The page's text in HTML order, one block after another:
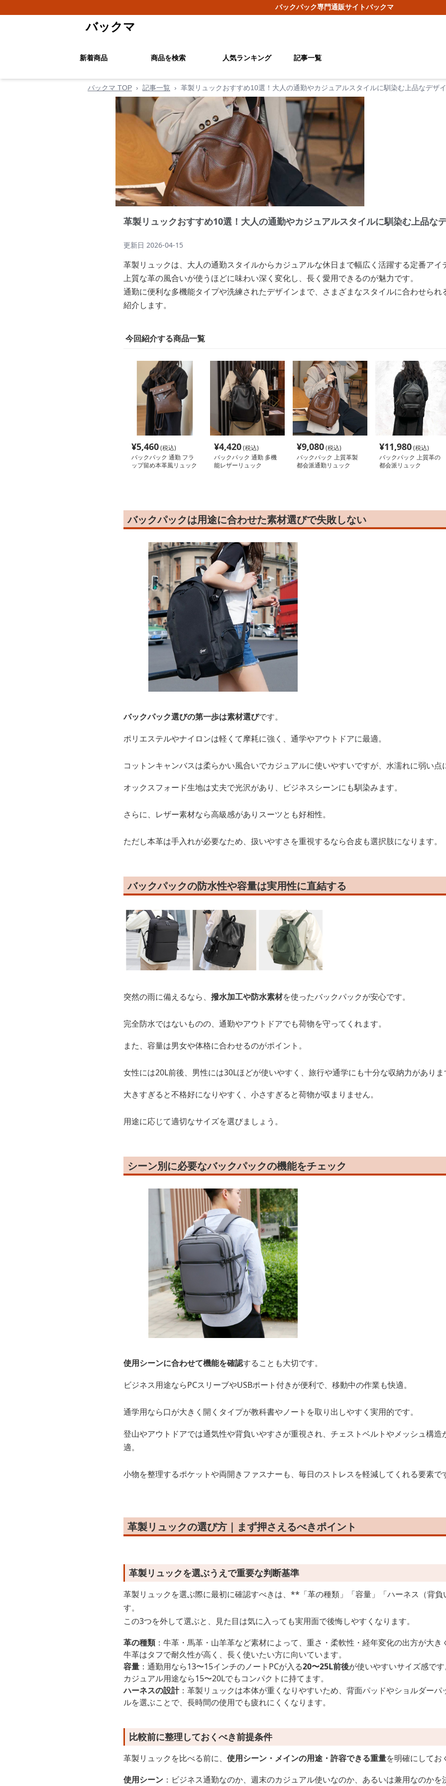
バックパック専門通販サイトバックマ
バックマ
新着商品 商品を検索 人気ランキング 記事一覧
バックマ TOP › 記事一覧 › 革製リュックおすすめ10選！大人の通勤やカジュアルスタイルに馴染む上品なデザ
革製リュックおすすめ10選！大人の通勤やカジュアルスタイルに馴染む上品な
更新日 2026-04-15
革製リュックは、大人の通勤スタイルからカジュアルな休日まで幅広く活躍する定番アイ
上質な革の風合いが使うほどに味わい深く変化し、長く愛用できるのが魅力です。
通勤に便利な多機能タイプや洗練されたデザインまで、さまざまなスタイルに合わせら
紹介します。
今回紹介する商品一覧
¥5,460(税込)
バックパック 通勤 フラ
ップ留め本革風リュック
¥4,420(税込)
バックパック 通勤 多機
能レザーリュック
¥9,080(税込)
バックパック 上質革製
都会派通勤リュック
¥11,980(税込)
バックパック 上質革の
都会派リュック
バックパックは用途に合わせた素材選びで失敗しない
バックパック選びの第一歩は素材選びです。
ポリエステルやナイロンは軽くて摩耗に強く、通学やアウトドアに最適。
コットンキャンバスは柔らかい風合いでカジュアルに使いやすいですが、水濡れに弱い点
オックスフォード生地は丈夫で光沢があり、ビジネスシーンにも馴染みます。
さらに、レザー素材なら高級感がありスーツとも好相性。
ただし本革は手入れが必要なため、扱いやすさを重視するなら合皮も選択肢になります。
バックパックの防水性や容量は実用性に直結する
突然の雨に備えるなら、 撥水加工や防水素材を使ったバックパックが安心です。
完全防水ではないものの、通勤やアウトドアでも荷物を守ってくれます。
また、容量は男女や体格に合わせるのがポイント。
女性には20L前後、男性には30Lほどが使いやすく、旅行や通学にも十分な収納力があり
大きすぎると不格好になりやすく、小さすぎると荷物が収まりません。
用途に応じて適切なサイズを選びましょう。
シーン別に必要なバックパックの機能をチェック
使用シーンに合わせて機能を確認することも大切です。
ビジネス用途ならPCスリーブやUSBポート付きが便利で、移動中の作業も快適。
通学用なら口が大きく開くタイプが教科書やノートを取り出しやすく実用的です。
登山やアウトドアでは通気性や背負いやすさが重視され、チェストベルトやメッシュ構
適。
小物を整理するポケットや両開きファスナーも、毎日のストレスを軽減してくれる要素で
革製リュックの選び方｜まず押さえるべきポイント
革製リュックを選ぶうえで重要な判断基準
革製リュックを選ぶ際に最初に確認すべきは、**「革の種類」「容量」「ハーネス（背
す。
この3つを外して選ぶと、見た目は気に入っても実用面で後悔しやすくなります。
革の種類：牛革・馬革・山羊革など素材によって、重さ・柔軟性・経年変化の出方が大き
牛革はタフで耐久性が高く、長く使いたい方に向いています。
容量 ：通勤用なら13〜15インチのノートPCが入る20〜25L前後が使いやすいサイズ感で
カジュアル用途なら15〜20Lでもコンパクトに持てます。
ハーネスの設計：革製リュックは本体が重くなりやすいため、背面パッドやショルダー
ルを選ぶことで、長時間の使用でも疲れにくくなります。
比較前に整理しておくべき前提条件
革製リュックを比べる前に、 使用シーン・メインの用途・許容できる重量を明確にしてお
使用シーン ：ビジネス通勤なのか、週末のカジュアル使いなのか、あるいは兼用なのかを